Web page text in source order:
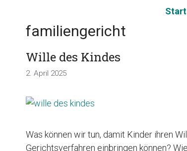
springen
Start
familiengericht
Wille des Kindes
2. April 2025
Was können wir tun, damit Kinder ihren
Gerichtsverfahren einbringen können?